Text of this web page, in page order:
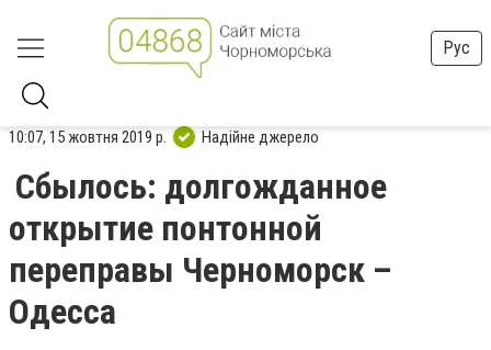
Рус
10:07, 15 жовтня 2019 р. Надійне джерело
Сбылось: долгожданное
открытие понтонной
переправы Черноморск –
Одесса